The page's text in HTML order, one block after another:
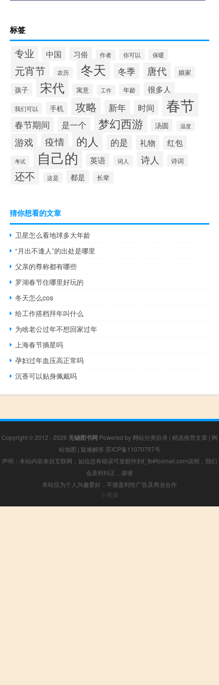
标签
专业 中国 习俗 作者 你可以 保暖
元宵节 农历 冬天 冬季 唐代 娘家
孩子 宋代 寓意 工作 年龄 很多人
我们可以 手机 攻略 新年 时间 春节
春节期间 是一个 梦幻西游 汤圆 温度
游戏 疫情 的人 的是 礼物 红包
考试 自己的 英语 词人 诗人 诗词
还不 这是 都是 长辈
猜你想看的文章
卫星怎么看地球多大年龄
“月出不逢人”的出处是哪里
父亲的尊称都有哪些
罗湖春节住哪里好玩的
冬天怎么cos
给工作搭档拜年叫什么
为啥老公过年不想回家过年
上海春节摘星吗
孕妇过年血压高正常吗
沉香可以贴身佩戴吗
Copyright © 2012 - 2026 无锡图书网 Powered by 网站分类目录 | 精选推荐文章 | 网
站地图 | 疑难解答 苏ICP备11070797号
声明：本站内容来自互联网，如信息有错误可发邮件到f_fb#foxmail.com说明，我们
会及时纠正，谢谢
本站仅为个人兴趣爱好，不接盈利性广告及商业合作
小男孩